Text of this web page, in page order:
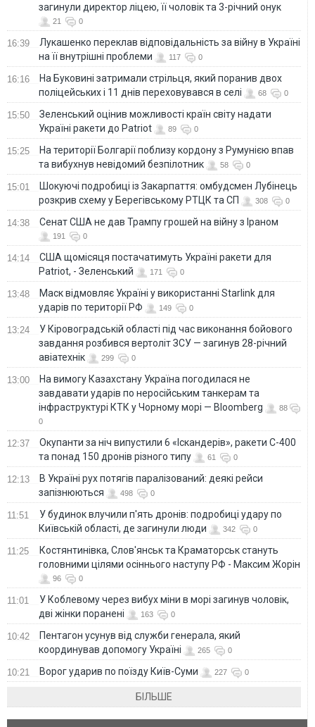
загинули директор ліцею, її чоловік та 3-річний онук
21 0
16:39
Лукашенко переклав відповідальність за війну в Україні
на її внутрішні проблеми
117 0
16:16
На Буковині затримали стрільця, який поранив двох
поліцейських і 11 днів переховувався в селі
68 0
15:50
Зеленський оцінив можливості країн світу надати
Україні ракети до Patriot
89 0
15:25
На території Болгарії поблизу кордону з Румунією впав
та вибухнув невідомий безпілотник
58 0
15:01
Шокуючі подробиці із Закарпаття: омбудсмен Лубінець
розкрив схему у Берегівському РТЦК та СП
308 0
14:38 Сенат США не дав Трампу грошей на війну з Іраном
191 0
14:14
США щомісяця постачатимуть Україні ракети для
Patriot, - Зеленський
171 0
13:48
Маск відмовляє Україні у використанні Starlink для
ударів по території РФ
149 0
13:24
У Кіровоградській області під час виконання бойового
завдання розбився вертоліт ЗСУ — загинув 28-річний
авіатехнік
299 0
13:00
На вимогу Казахстану Україна погодилася не
завдавати ударів по неросійським танкерам та
інфраструктурі КТК у Чорному морі — Bloomberg
88
0
12:37
Окупанти за ніч випустили 6 «Іскандерів», ракети С-400
та понад 150 дронів різного типу
61 0
12:13
В Україні рух потягів паралізований: деякі рейси
запізнюються
498 0
11:51
У будинок влучили п'ять дронів: подробиці удару по
Київській області, де загинули люди
342 0
11:25
Костянтинівка, Слов'янськ та Краматорськ стануть
головними цілями осіннього наступу РФ - Максим Жорін
96 0
11:01
У Коблевому через вибух міни в морі загинув чоловік,
дві жінки поранені
163 0
10:42
Пентагон усунув від служби генерала, який
координував допомогу Україні
265 0
10:21 Ворог ударив по поїзду Київ-Суми 227 0
БІЛЬШЕ